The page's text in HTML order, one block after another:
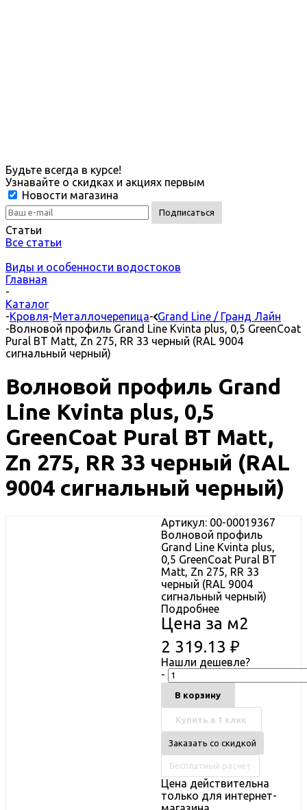
Будьте всегда в курсе!
Узнавайте о скидках и акциях первым
Новости магазина
Статьи
Все статьи
Виды и особенности водостоков
Главная
-
Каталог
-Кровля-Металлочерепица- Grand Line / Гранд Лайн
-Волновой профиль Grand Line Kvinta plus, 0,5 GreenCoat
Pural BT Matt, Zn 275, RR 33 черный (RAL 9004
сигнальный черный)
Волновой профиль Grand
Line Kvinta plus, 0,5
GreenCoat Pural BT Matt,
Zn 275, RR 33 черный (RAL
9004 сигнальный черный)
Артикул: 00-00019367
Волновой профиль
Grand Line Kvinta plus,
0,5 GreenCoat Pural BT
Matt, Zn 275, RR 33
черный (RAL 9004
сигнальный черный)
Подробнее
Цена за м2
2 319.13 ₽
Нашли дешевле?
-
В корзину
Купить в 1 клик
Заказать со скидкой
Бесплатный расчет
Цена действительна
только для интернет-